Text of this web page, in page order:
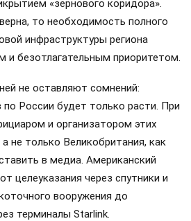
«зернового коридора».
то необходимость полного
инфраструктуры региона
и безотлагательным приоритетом.
не оставляют сомнений:
по России будет только расти. При
и организатором этих
не только Великобритания, как
в медиа. Американский
целеуказания через спутники и
вооружения до
терминалы Starlink.